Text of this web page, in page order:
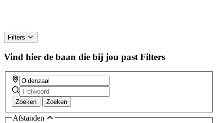
Filters
Vind hier de baan die bij jou past Filters
Zoeken Zoeken
Afstanden